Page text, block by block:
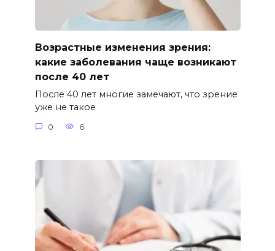
Возрастные изменения зрения:
какие заболевания чаще возникают
после 40 лет
После 40 лет многие замечают, что зрение
уже не такое
0 6